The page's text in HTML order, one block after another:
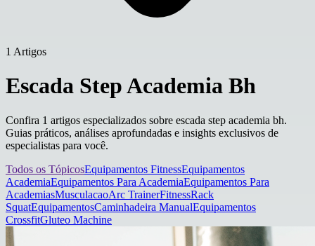
1 Artigos
Escada Step Academia Bh
Confira 1 artigos especializados sobre escada step academia bh.
Guias práticos, análises aprofundadas e insights exclusivos de
especialistas para você.
Todos os TópicosEquipamentos FitnessEquipamentos
AcademiaEquipamentos Para AcademiaEquipamentos Para
AcademiasMusculacaoArc TrainerFitnessRack
SquatEquipamentosCaminhadeira ManualEquipamentos
CrossfitGluteo Machine